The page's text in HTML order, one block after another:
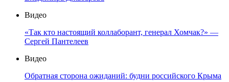
Видео
«Так кто настоящий коллаборант, генерал Хомчак?» —
Сергей Пантелеев
Видео
Обратная сторона ожиданий: будни российского Крыма